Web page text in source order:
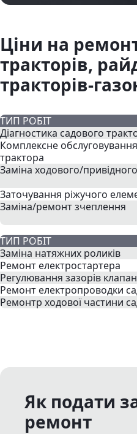
Ціни на
тракторів,
тракторів-
ТИП РОБІТ
Діагностика садового
Комплексне
трактора
Заміна ходового/
Заточування ріжучого
Заміна/ремонт зчеплення
ТИП РОБІТ
Заміна натяжних роликів
Ремонт електростартера
Регулювання зазорів
Ремонт електропроводки
Ремонтр ходової частини
Як подати
ремонт